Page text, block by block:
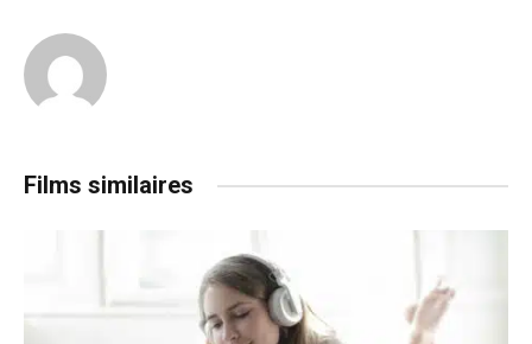
Films similaires